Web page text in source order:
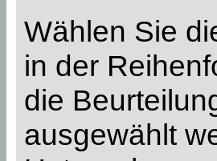
Wählen Sie
in der
die
ausgewählt